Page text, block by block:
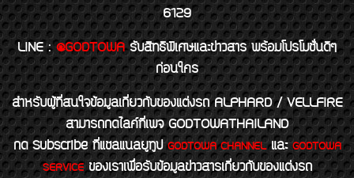
6129
LINE : @GODTOWA รับสิทธิพิเศษและข่าวสาร พร้อมโปรโมชั่นดีๆ
ก่อนใคร
สำหรับผู้ที่สนใจข้อมูลเกี่ยวกับของแต่งรถ ALPHARD / VELLFIRE
สามารถกดไลค์ที่เพจ GODTOWATHAILAND
กด Subscribe ที่แชลแนลยูทูปGODTOWA CHANNELและGODTOWA
SERVICEของเราเพื่อรับข้อมูลข่าวสารเกี่ยวกับของแต่งรถ